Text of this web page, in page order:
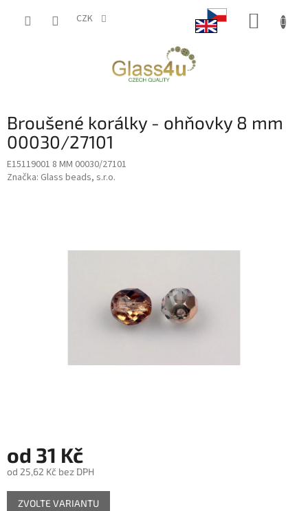
CZK
Broušené korálky - ohňovky 8 mm
00030/27101
E15119001 8 MM 00030/27101
Značka: Glass beads, s.r.o.
od 31 Kč
od 25,62 Kč bez DPH
Měrná
cena:
ZVOLTE VARIANTU